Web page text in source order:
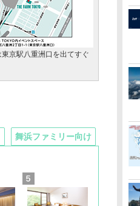
東京駅八重洲口を出てすぐ
舞浜ファミリー向け